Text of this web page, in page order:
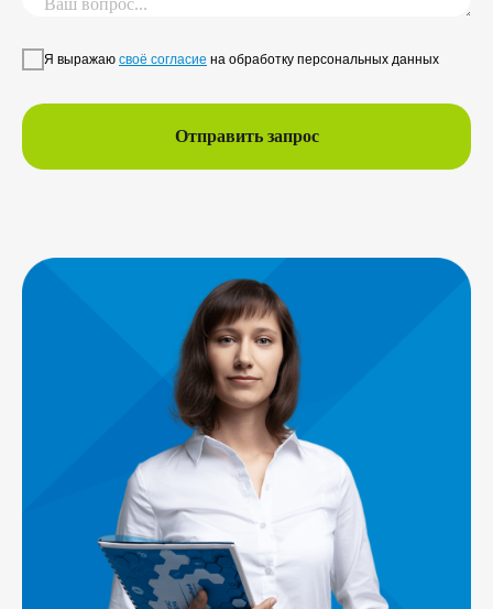
Я выражаю своё согласие на обработку персональных данных
Отправить запрос
Заказать звонок
КомпасЛидера — официальный
представитель КонсультантПлюс в СЗФО
Санкт-Петербург, Заневский проспект, 30к2,
БЦ «Ростра», офис 204
© КомпасЛидера, 2010-2025
Подписывайтесь
на нашу группу ВК
Скачать прайс-лист